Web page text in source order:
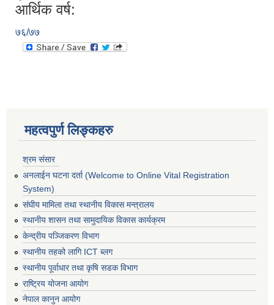
आर्थिक वर्ष:
७६/७७
महत्वपुर्ण लिङ्कहरु
श्रम संसार
अनलाईन घटना दर्ता (Welcome to Online Vital Registration
System)
संघीय मामिला तथा स्थानीय विकास मन्त्रालय
स्थानीय शासन तथा सामुदायिक विकास कार्यक्रम
केन्द्रीय पञ्जिकरण विभाग
स्थानीय तहको लागि ICT ब्लग
स्थानीय पूर्वाधार तथा कृषि सडक विभाग
राष्ट्रिय योजना आयोग
नेपाल कानुन आयोग